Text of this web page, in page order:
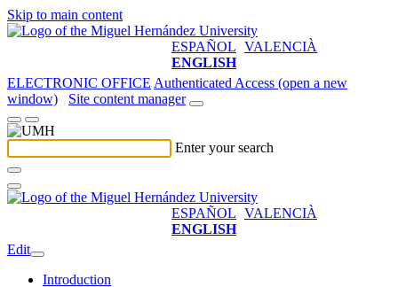
Skip to main content
ESPAÑOL VALENCIÀ
ENGLISH
ELECTRONIC OFFICE Authenticated Access (open a new
window)
Site content manager
Enter your search
ESPAÑOL VALENCIÀ
ENGLISH
Edit
Introduction